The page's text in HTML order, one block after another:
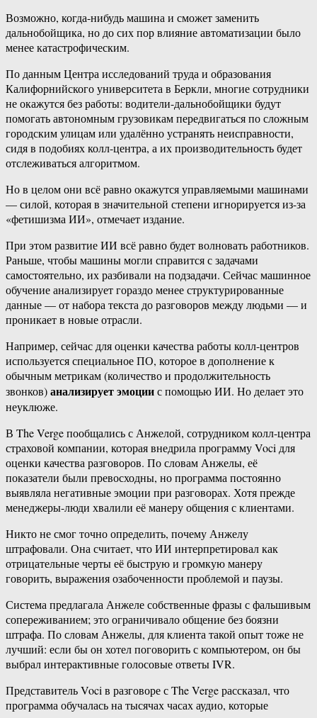
Возможно, когда-нибудь машина и сможет заменить
дальнобойщика, но до сих пор влияние автоматизации было
менее катастрофическим.
По данным Центра исследований труда и образования
Калифорнийского университета в Беркли, многие сотрудники
не окажутся без работы: водители-дальнобойщики будут
помогать автономным грузовикам передвигаться по сложным
городским улицам или удалённо устранять неисправности,
сидя в подобиях колл-центра, а их производительность будет
отслеживаться алгоритмом.
Но в целом они всё равно окажутся управляемыми машинами
— силой, которая в значительной степени игнорируется из-за
«фетишизма ИИ», отмечает издание.
При этом развитие ИИ всё равно будет волновать работников.
Раньше, чтобы машины могли справится с задачами
самостоятельно, их разбивали на подзадачи. Сейчас машинное
обучение анализирует гораздо менее структурированные
данные — от набора текста до разговоров между людьми — и
проникает в новые отрасли.
Например, сейчас для оценки качества работы колл-центров
используется специальное ПО, которое в дополнение к
обычным метрикам (количество и продолжительность
звонков)анализирует эмоциис помощью ИИ. Но делает это
неуклюже.
В The Verge пообщались с Анжелой, сотрудником колл-центра
страховой компании, которая внедрила программу Voci для
оценки качества разговоров. По словам Анжелы, её
показатели были превосходны, но программа постоянно
выявляла негативные эмоции при разговорах. Хотя прежде
менеджеры-люди хвалили её манеру общения с клиентами.
Никто не смог точно определить, почему Анжелу
штрафовали. Она считает, что ИИ интерпретировал как
отрицательные черты её быструю и громкую манеру
говорить, выражения озабоченности проблемой и паузы.
Система предлагала Анжеле собственные фразы с фальшивым
сопереживанием; это ограничивало общение без боязни
штрафа. По словам Анжелы, для клиента такой опыт тоже не
лучший: если бы он хотел поговорить с компьютером, он бы
выбрал интерактивные голосовые ответы IVR.
Представитель Voci в разговоре с The Verge рассказал, что
программа обучалась на тысячах часах аудио, которые